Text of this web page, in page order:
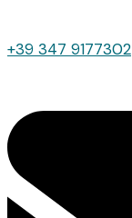
+39 347 9177302